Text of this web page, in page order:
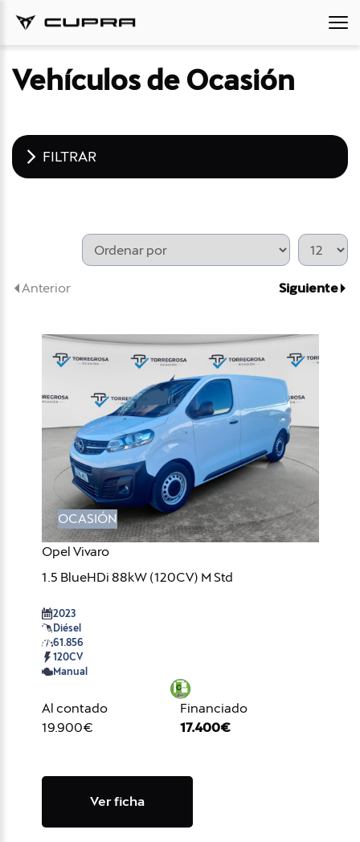
Vehículos de Ocasión
FILTRAR
Anterior Siguiente
OCASIÓN
Opel Vivaro
1.5 BlueHDi 88kW (120CV) M Std
2023
Diésel
61.856
120CV
Manual
Al contado
19.900€
Financiado
17.400€
Ver ficha